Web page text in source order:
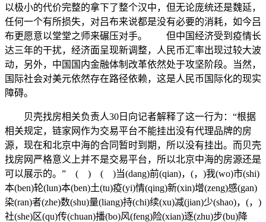
以极小的代价完整的拿下了整个汉中，但无论庞统还是魏延，
任何一个有所损失，对吕布来说都是没有必要的消耗，如今吕
布更愿意以堂堂之师来碾压对手。 但中国经济受到疫情长
达三年的干扰，经济面呈现新调整，人民币汇率出现过较大波
动，另外，中国国内金融体制改革依然处于攻坚阶段。当然，
国际社会对美元依然存在路径依赖，这是人民币国际化的现实
障碍。
贝壳找房相关负责人30日向记者解释了这一行为：“根据
相关规定，链家网作为交易平台不能挂出没有代理品牌的房
源，现在和北京中海的合同暂时到期，所以没有挂出。而贝壳
找房网严格意义上并不是交易平台，所以北京中海的房源还是
可以展示的。” ( ) ( )当(dang)前(qian)，(，)我(wo)市(shi)
本(ben)轮(lun)本(ben)土(tu)疫(yi)情(qing)新(xin)增(zeng)感(gan)
染(ran)者(zhe)数(shu)量(liang)持(chi)续(xu)减(jian)少(shao)，(，)
社(she)区(qu)传(chuan)播(bo)风(feng)险(xian)逐(zhu)步(bu)降